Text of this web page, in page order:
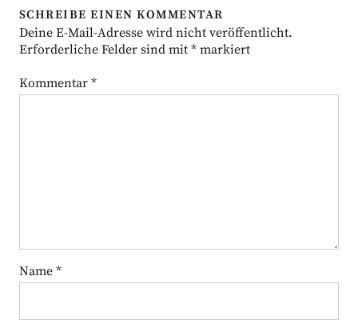
SCHREIBE EINEN KOMMENTAR
Deine E-Mail-Adresse wird nicht veröffentlicht.
Erforderliche Felder sind mit *markiert
Kommentar *
Name *